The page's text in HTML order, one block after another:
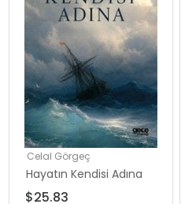
Celal Görgeç
Hayatın Kendisi Adına
$25.83